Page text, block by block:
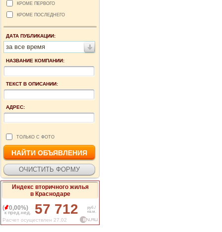
КРОМЕ ПЕРВОГО
КРОМЕ ПОСЛЕДНЕГО
ДАТА ПУБЛИКАЦИИ:
за все время
НАЗВАНИЕ КОМПАНИИ:
ТЕКСТ В ОПИСАНИИ:
АДРЕС:
ТОЛЬКО С ФОТО
Индекс вторичного жилья
в Краснодаре
(
0,00%)
к пред.нед. 57 712
руб./
кв.м.
Расчет осуществлен 27.02